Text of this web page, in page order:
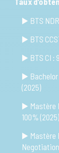
▶️ BTS
▶️ BTS
▶️ BTS CI :
▶️ Bachelor
(2025)
▶️ Mastère
100% (2025)
▶️ Mastère